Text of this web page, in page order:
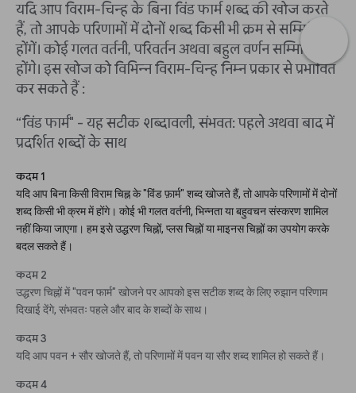
यदि आप विराम-चिन्ह के बिना विंड फार्म शब्द की खोज करते
हैं, तो आपके परिणामों में दोनों शब्द किसी भी क्रम से सम्मिलित
होंगें। कोई गलत वर्तनी, परिवर्तन अथवा बहुल वर्णन सम्मिलित
होंगे। इस खोज को विभिन्न विराम-चिन्ह निम्न प्रकार से प्रभावित
कर सकते हैं :
“विंड फार्म" - यह सटीक शब्दावली, संभवत: पहले अथवा बाद में
प्रदर्शित शब्दों के साथ
कदम 1
यदि आप बिना किसी विराम चिह्न के "विंड फ़ार्म" शब्द खोजते हैं, तो आपके परिणामों में दोनों
शब्द किसी भी क्रम में होंगे। कोई भी गलत वर्तनी, भिन्नता या बहुवचन संस्करण शामिल
नहीं किया जाएगा। हम इसे उद्धरण चिह्नों, प्लस चिह्नों या माइनस चिह्नों का उपयोग करके
बदल सकते हैं।
कदम 2
उद्धरण चिह्नों में "पवन फार्म" खोजने पर आपको इस सटीक शब्द के लिए रुझान परिणाम
दिखाई देंगे, संभवतः पहले और बाद के शब्दों के साथ।
कदम 3
यदि आप पवन + सौर खोजते हैं, तो परिणामों में पवन या सौर शब्द शामिल हो सकते हैं।
कदम 4